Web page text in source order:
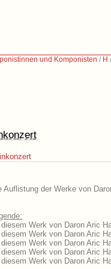
und Komponisten / H
Auflistung der Werke von
Werk von Daron Aric
Werk von Daron Aric
Werk von Daron Aric
Werk von Daron Aric
Werk von Daron Aric